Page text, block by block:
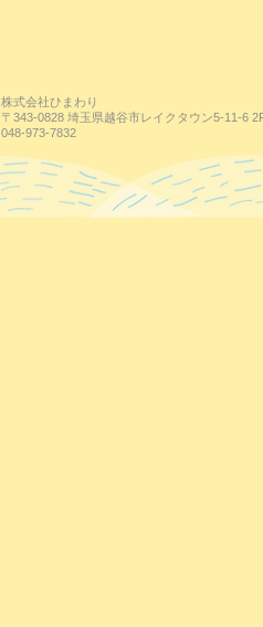
株式会社ひまわり
〒343-0828 埼玉県越谷市レイクタウン5-11-6
048-973-7832